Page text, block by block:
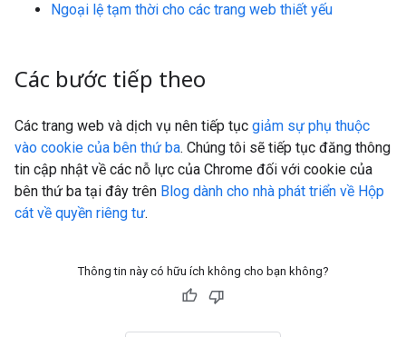
Ngoại lệ tạm thời cho các trang web thiết yếu
Các bước tiếp theo
Các trang web và dịch vụ nên tiếp tục giảm sự phụ thuộc
vào cookie của bên thứ ba. Chúng tôi sẽ tiếp tục đăng thông
tin cập nhật về các nỗ lực của Chrome đối với cookie của
bên thứ ba tại đây trên Blog dành cho nhà phát triển về Hộp
cát về quyền riêng tư.
Thông tin này có hữu ích không cho bạn không?